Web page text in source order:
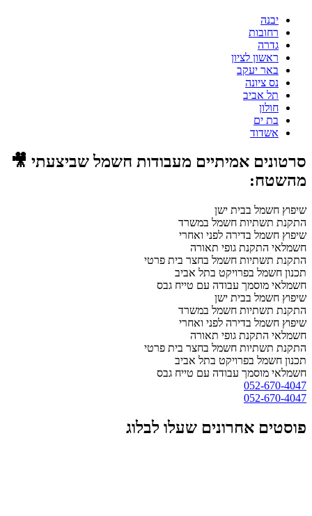
יבנה
רחובות
גדרה
ראשון לציון
באר יעקב
נס ציונה
תל אביב
חולון
בת ים
אשדוד
סרטונים אמיתיים מעבודות חשמל שביצעתי 🎥
מהשטח:
שיפוץ חשמל בבית ישן
התקנת תשתיות חשמל במשרד
שיפוץ חשמל בדירה לפני ואחרי
חשמלאי התקנת גופי תאורה
התקנת תשתיות חשמל בחצר בית פרטי
תכנון חשמל בפרויקט בתל אביב
חשמלאי מוסמך עבודה עם טייח גבס
שיפוץ חשמל בבית ישן
התקנת תשתיות חשמל במשרד
שיפוץ חשמל בדירה לפני ואחרי
חשמלאי התקנת גופי תאורה
התקנת תשתיות חשמל בחצר בית פרטי
תכנון חשמל בפרויקט בתל אביב
חשמלאי מוסמך עבודה עם טייח גבס
052-670-4047
052-670-4047
פוסטים אחרונים שעלו לבלוג